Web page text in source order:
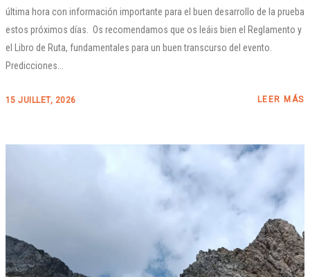
última hora con información importante para el buen desarrollo de la prueba
estos próximos días. Os recomendamos que os leáis bien el Reglamento y
el Libro de Ruta, fundamentales para un buen transcurso del evento.
Predicciones...
15 JUILLET, 2026 LEER MÁS